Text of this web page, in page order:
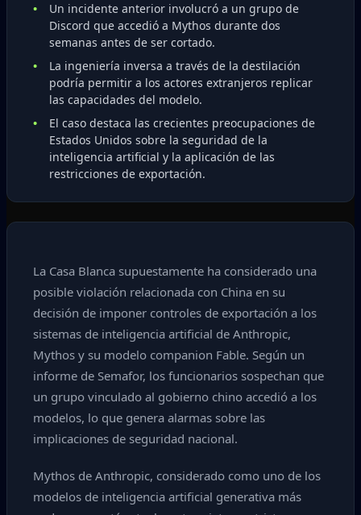
Un incidente anterior involucró a un grupo de
Discord que accedió a Mythos durante dos
semanas antes de ser cortado.
La ingeniería inversa a través de la destilación
podría permitir a los actores extranjeros replicar
las capacidades del modelo.
El caso destaca las crecientes preocupaciones de
Estados Unidos sobre la seguridad de la
inteligencia artificial y la aplicación de las
restricciones de exportación.
La Casa Blanca supuestamente ha considerado una
posible violación relacionada con China en su
decisión de imponer controles de exportación a los
sistemas de inteligencia artificial de Anthropic,
Mythos y su modelo companion Fable. Según un
informe de Semafor, los funcionarios sospechan que
un grupo vinculado al gobierno chino accedió a los
modelos, lo que genera alarmas sobre las
implicaciones de seguridad nacional.
Mythos de Anthropic, considerado como uno de los
modelos de inteligencia artificial generativa más